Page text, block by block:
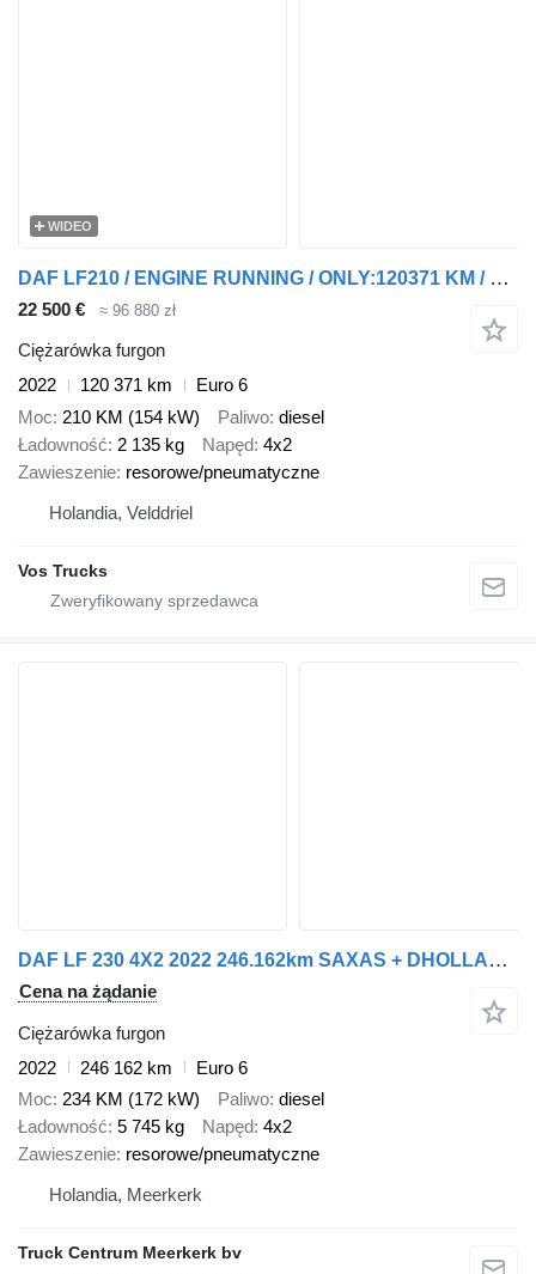
WIDEO
DAF LF210 / ENGINE RUNNING / ONLY:120371 KM / PLATFORM:1000 KG / LWD
22 500 € ≈ 96 880 zł
Ciężarówka furgon
2022
120 371 km
Euro 6
Moc 210 KM (154 kW) Paliwo diesel
Ładowność 2 135 kg Napęd 4x2
Zawieszenie resorowe/pneumatyczne
Holandia, Velddriel
Vos Trucks
DAF LF 230 4X2 2022 246.162km SAXAS + DHOLLANDIA
Cena na żądanie
Ciężarówka furgon
2022
246 162 km
Euro 6
Moc 234 KM (172 kW) Paliwo diesel
Ładowność 5 745 kg Napęd 4x2
Zawieszenie resorowe/pneumatyczne
Holandia, Meerkerk
Truck Centrum Meerkerk bv